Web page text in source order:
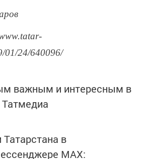
01/24/640096/
важным и интересным в
Татмедиа
Татарстана в
MАХ: